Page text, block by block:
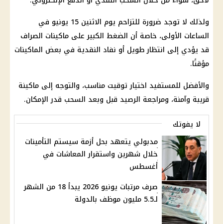
ولذلك لا توجد ضرورة للتزاحم يوم الاثنين 15 يونيو في
الساعات الأولى، خاصة أن الضغط الكبير على ماكينات الصراف
قد يؤدي إلى انتظار طويل أو نفاد النقدية في بعض الماكينات
مؤقتًا.
والأفضل للمستفيد اختيار توقيت مناسب، والتوجه إلى ماكينة
قريبة وآمنة، ومراجعة الرصيد قبل وبعد السحب قدر الإمكان.
لا يفوتك
مدبولي يتعهد بحل أزمة سيستم التأمينات
خلال شهرين واستقرار المعاشات في
أغسطس
صرف مرتبات يونيو 2026 يبدأ 18 من الشهر
لـ5.5 مليون موظف بالدولة